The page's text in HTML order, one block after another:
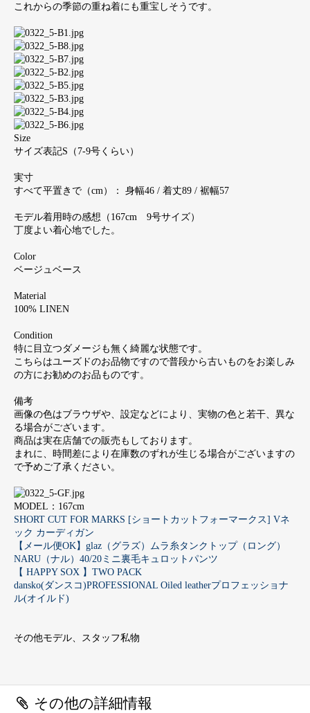
これからの季節の重ね着にも重宝しそうです。
Size
サイズ表記S（7-9号くらい）
実寸
すべて平置きで（cm）： 身幅46 / 着丈89 / 裾幅57
モデル着用時の感想（167cm 9号サイズ）
丁度よい着心地でした。
Color
ベージュベース
Material
100% LINEN
Condition
特に目立つダメージも無く綺麗な状態です。
こちらはユーズドのお品物ですので普段から古いものをお楽しみ
の方にお勧めのお品ものです。
備考
画像の色はブラウザや、設定などにより、実物の色と若干、異な
る場合がございます。
商品は実在店舗での販売もしております。
まれに、時間差により在庫数のずれが生じる場合がございますの
で予めご了承ください。
MODEL：167cm
SHORT CUT FOR MARKS [ショートカットフォーマークス] Vネ
ック カーディガン
【メール便OK】glaz（グラズ）ムラ糸タンクトップ（ロング）
NARU（ナル）40/20ミニ裏毛キュロットパンツ
【 HAPPY SOX 】TWO PACK
dansko(ダンスコ)PROFESSIONAL Oiled leatherプロフェッショナ
ル(オイルド)
その他モデル、スタッフ私物
その他の詳細情報